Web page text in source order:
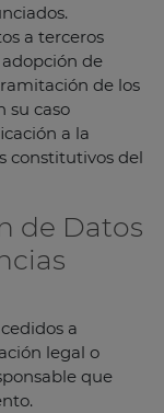
a terceros
de
de los
su caso
a la
constitutivos del
de Datos
a
legal o
que